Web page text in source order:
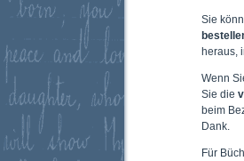
Sie
heraus,
Wenn
Sie die
beim
Dank.
Für